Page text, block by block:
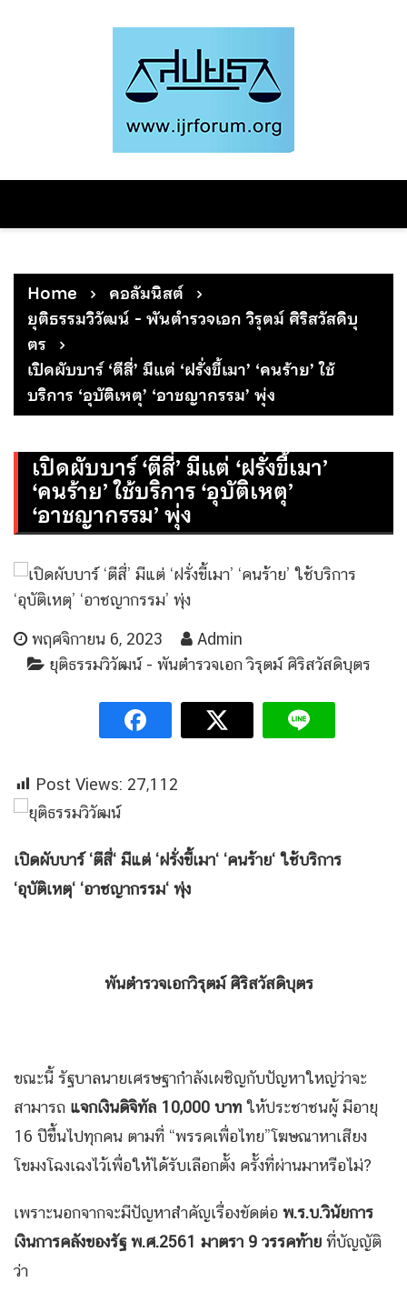
Home
คอลัมนิสต์
ยุติธรรมวิวัฒน์ - พันตำรวจเอก วิรุตม์ ศิริสวัสดิบุ
ตร
เปิดผับบาร์ ‘ตีสี่’ มีแต่ ‘ฝรั่งขี้เมา’ ‘คนร้าย’ ใช้
บริการ ‘อุบัติเหตุ’ ‘อาชญากรรม’ พุ่ง
เปิดผับบาร์ ‘ตีสี่’ มีแต่ ‘ฝรั่งขี้เมา’
‘คนร้าย’ ใช้บริการ ‘อุบัติเหตุ’
‘อาชญากรรม’ พุ่ง
พฤศจิกายน 6, 2023
Admin
ยุติธรรมวิวัฒน์ - พันตำรวจเอก วิรุตม์ ศิริสวัสดิบุตร
Post Views: 27,112
เปิดผับบาร์ ‘ตีสี่‘ มีแต่ ‘ฝรั่งขี้เมา‘ ‘คนร้าย‘ ใช้บริการ
‘อุบัติเหตุ‘ ‘อาชญากรรม‘ พุ่ง
พันตำรวจเอกวิรุตม์ ศิริสวัสดิบุตร
ขณะนี้ รัฐบาลนายเศรษฐากำลังเผชิญกับปัญหาใหญ่ว่าจะ
สามารถ แจกเงินดิจิทัล 10,000 บาท ให้ประชาชนผู้ มีอายุ
16 ปีขึ้นไปทุกคน ตามที่ “พรรคเพื่อไทย”โฆษณาหาเสียง
โขมงโฉงเฉงไว้เพื่อให้ได้รับเลือกตั้ง ครั้งที่ผ่านมาหรือไม่?
เพราะนอกจากจะมีปัญหาสำคัญเรื่องขัดต่อ พ.ร.บ.วินัยการ
เงินการคลังของรัฐ พ.ศ.2561 มาตรา 9 วรรคท้าย ที่บัญญัติ
ว่า